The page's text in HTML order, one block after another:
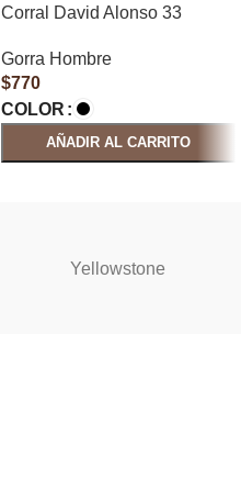
Corral David Alonso 33
Gorra Hombre
$770
COLOR
AÑADIR AL CARRITO
Yellowstone